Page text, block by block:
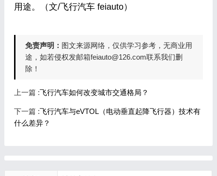
用途。（文/飞行汽车 feiauto）
免责声明： 图文来源网络，仅供学习参考，无商业用
途，如若侵权发邮箱feiauto@126.com联系我们删
除！
上一篇 :飞行汽车如何改变城市交通格局？
下一篇 :飞行汽车与eVTOL（电动垂直起降飞行器）技术有
什么差异？